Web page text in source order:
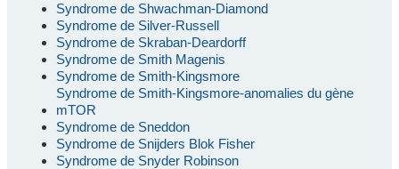
Syndrome de Shwachman-Diamond
Syndrome de Silver-Russell
Syndrome de Skraban-Deardorff
Syndrome de Smith Magenis
Syndrome de Smith-Kingsmore
Syndrome de Smith-Kingsmore-anomalies du gène
mTOR
Syndrome de Sneddon
Syndrome de Snijders Blok Fisher
Syndrome de Snyder Robinson